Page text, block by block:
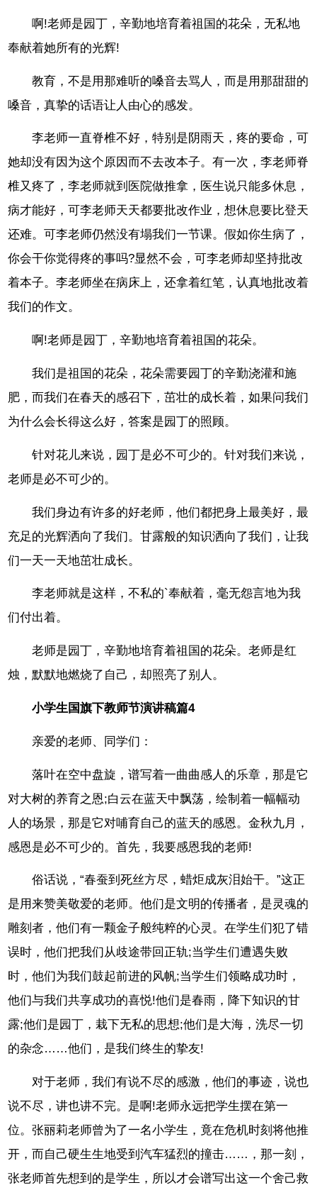
啊!老师是园丁，辛勤地培育着祖国的花朵，无私地
奉献着她所有的光辉!
教育，不是用那难听的嗓音去骂人，而是用那甜甜的
嗓音，真挚的话语让人由心的感发。
李老师一直脊椎不好，特别是阴雨天，疼的要命，可
她却没有因为这个原因而不去改本子。有一次，李老师脊
椎又疼了，李老师就到医院做推拿，医生说只能多休息，
病才能好，可李老师天天都要批改作业，想休息要比登天
还难。可李老师仍然没有塌我们一节课。假如你生病了，
你会干你觉得疼的事吗?显然不会，可李老师却坚持批改
着本子。李老师坐在病床上，还拿着红笔，认真地批改着
我们的作文。
啊!老师是园丁，辛勤地培育着祖国的花朵。
我们是祖国的花朵，花朵需要园丁的辛勤浇灌和施
肥，而我们在春天的感召下，茁壮的成长着，如果问我们
为什么会长得这么好，答案是园丁的照顾。
针对花儿来说，园丁是必不可少的。针对我们来说，
老师是必不可少的。
我们身边有许多的好老师，他们都把身上最美好，最
充足的光辉洒向了我们。甘露般的知识洒向了我们，让我
们一天一天地茁壮成长。
李老师就是这样，不私的`奉献着，毫无怨言地为我
们付出着。
老师是园丁，辛勤地培育着祖国的花朵。老师是红
烛，默默地燃烧了自己，却照亮了别人。
小学生国旗下教师节演讲稿篇4
亲爱的老师、同学们：
落叶在空中盘旋，谱写着一曲曲感人的乐章，那是它
对大树的养育之恩;白云在蓝天中飘荡，绘制着一幅幅动
人的场景，那是它对哺育自己的蓝天的感恩。金秋九月，
感恩是必不可少的。首先，我要感恩我的老师!
俗话说，“春蚕到死丝方尽，蜡炬成灰泪始干。”这正
是用来赞美敬爱的老师。他们是文明的传播者，是灵魂的
雕刻者，他们有一颗金子般纯粹的心灵。在学生们犯了错
误时，他们把我们从歧途带回正轨;当学生们遭遇失败
时，他们为我们鼓起前进的风帆;当学生们领略成功时，
他们与我们共享成功的喜悦!他们是春雨，降下知识的甘
露;他们是园丁，栽下无私的思想;他们是大海，洗尽一切
的杂念……他们，是我们终生的挚友!
对于老师，我们有说不尽的感激，他们的事迹，说也
说不尽，讲也讲不完。是啊!老师永远把学生摆在第一
位。张丽莉老师曾为了一名小学生，竟在危机时刻将他推
开，而自己硬生生地受到汽车猛烈的撞击……，那一刻，
张老师首先想到的是学生，所以才会谱写出这一个舍己救